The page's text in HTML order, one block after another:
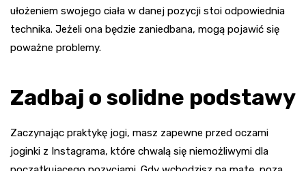
ułożeniem swojego ciała w danej pozycji stoi odpowiednia
technika. Jeżeli ona będzie zaniedbana, mogą pojawić się
poważne problemy.
Zadbaj o solidne podstawy
Zaczynając praktykę jogi, masz zapewne przed oczami
joginki z Instagrama, które chwalą się niemożliwymi dla